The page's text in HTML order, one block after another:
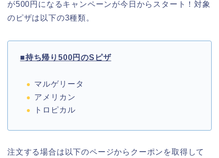
が500円になるキャンペーンが今日からスタート！対象
のピザは以下の3種類。
■持ち帰り500円のSピザ
マルゲリータ
アメリカン
トロピカル
注文する場合は以下のページからクーポンを取得して